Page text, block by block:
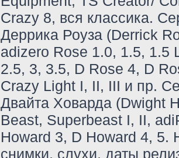
Crazy 8, вся классика.
Деррика Роуза (Derrick
adizero Rose 1.0, 1.5, 1.5
2.5, 3, 3.5, D Rose 4, D
Crazy Light I, II, III и пр.
Двайта Ховарда (Dwight
Beast, Superbeast I, II,
Howard 3, D Howard 4, 5.
снимки, слухи, даты